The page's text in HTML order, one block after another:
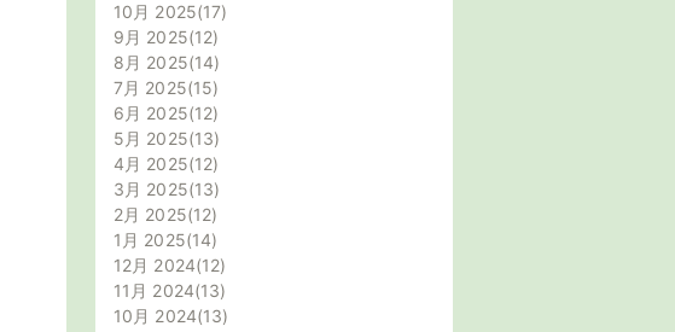
10月 2025 17
9月 2025 12
8月 2025 14
7月 2025 15
6月 2025 12
5月 2025 13
4月 2025 12
3月 2025 13
2月 2025 12
1月 2025 14
12月 2024 12
11月 2024 13
10月 2024 13